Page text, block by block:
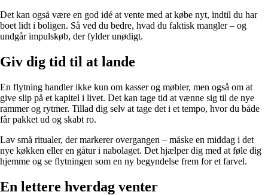
Det kan også være en god idé at vente med at købe nyt, indtil du har
boet lidt i boligen. Så ved du bedre, hvad du faktisk mangler – og
undgår impulskøb, der fylder unødigt.
Giv dig tid til at lande
En flytning handler ikke kun om kasser og møbler, men også om at
give slip på et kapitel i livet. Det kan tage tid at vænne sig til de nye
rammer og rytmer. Tillad dig selv at tage det i et tempo, hvor du både
får pakket ud og skabt ro.
Lav små ritualer, der markerer overgangen – måske en middag i det
nye køkken eller en gåtur i nabolaget. Det hjælper dig med at føle dig
hjemme og se flytningen som en ny begyndelse frem for et farvel.
En lettere hverdag venter